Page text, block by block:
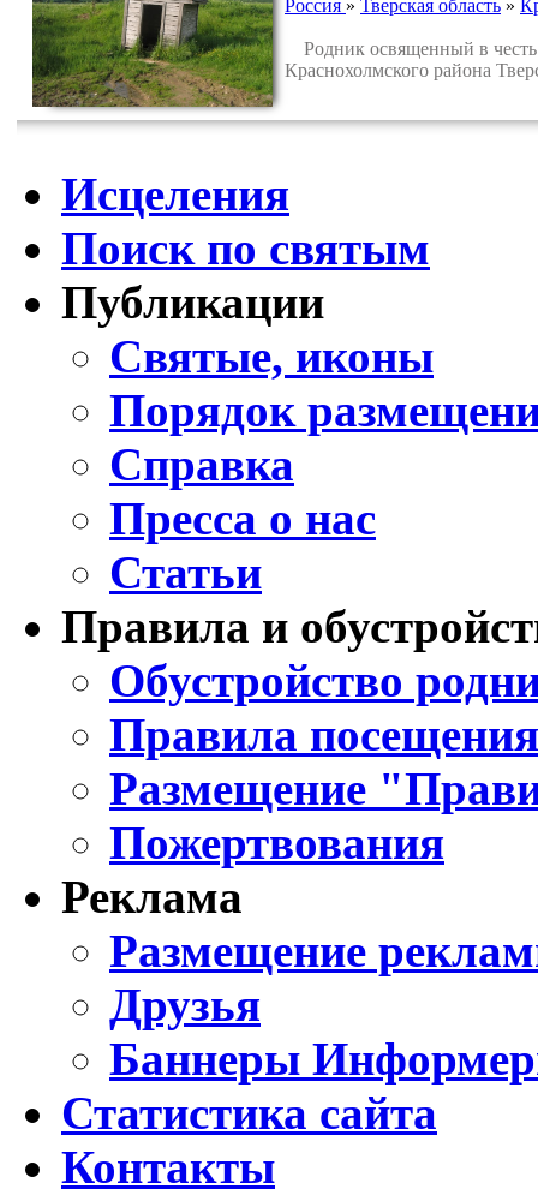
Россия » Тверская область »
Родник освященный в
Краснохолмского района
Исцеления
Поиск по святым
Публикации
Святые, иконы
Порядок
Справка
Пресса о нас
Статьи
Правила и
Обустройство
Правила
Размещение
Пожертвования
Реклама
Размещение
Друзья
Баннеры
Статистика сайта
Контакты